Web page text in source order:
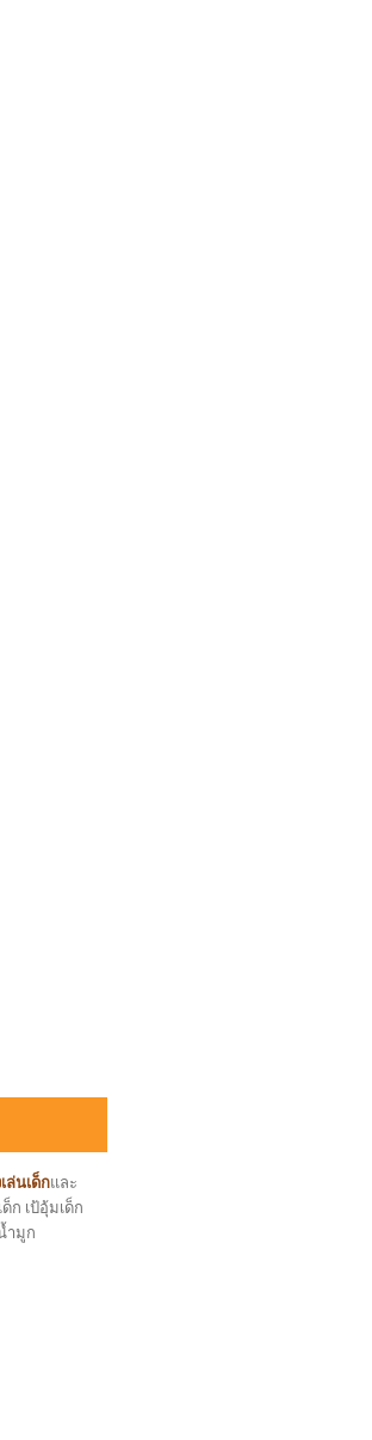
ล่นเด็กและ
ด็ก เป้อุ้มเด็ก
ำมูก